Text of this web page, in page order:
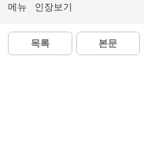
메뉴 인장보기
목록 본문